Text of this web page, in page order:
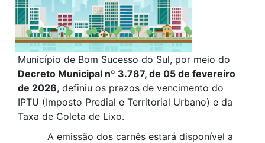
Município de Bom Sucesso do Sul, por meio do
Decreto Municipal nº 3.787, de 05 de fevereiro
de 2026, definiu os prazos de vencimento do
IPTU (Imposto Predial e Territorial Urbano) e da
Taxa de Coleta de Lixo.
A emissão dos carnês estará disponível a